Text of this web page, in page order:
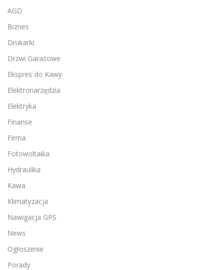
AGD
Biznes
Drukarki
Drzwi Garażowe
Ekspres do Kawy
Elektronarzędzia
Elektryka
Finanse
Firma
Fotowoltaika
Hydraulika
Kawa
Klimatyzacja
Nawigacja GPS
News
Ogłoszenie
Porady